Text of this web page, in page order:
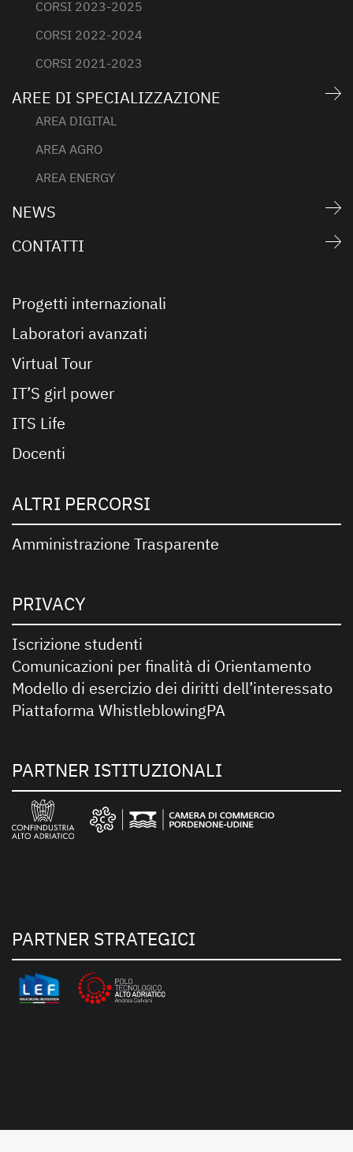
CORSI 2023-2025
CORSI 2022-2024
CORSI 2021-2023
AREE DI SPECIALIZZAZIONE
AREA DIGITAL
AREA AGRO
AREA ENERGY
NEWS
CONTATTI
Progetti internazionali
Laboratori avanzati
Virtual Tour
IT’S girl power
ITS Life
Docenti
ALTRI PERCORSI
Amministrazione Trasparente
PRIVACY
Iscrizione studenti
Comunicazioni per finalità di Orientamento
Modello di esercizio dei diritti dell’interessato
Piattaforma WhistleblowingPA
PARTNER ISTITUZIONALI
PARTNER STRATEGICI